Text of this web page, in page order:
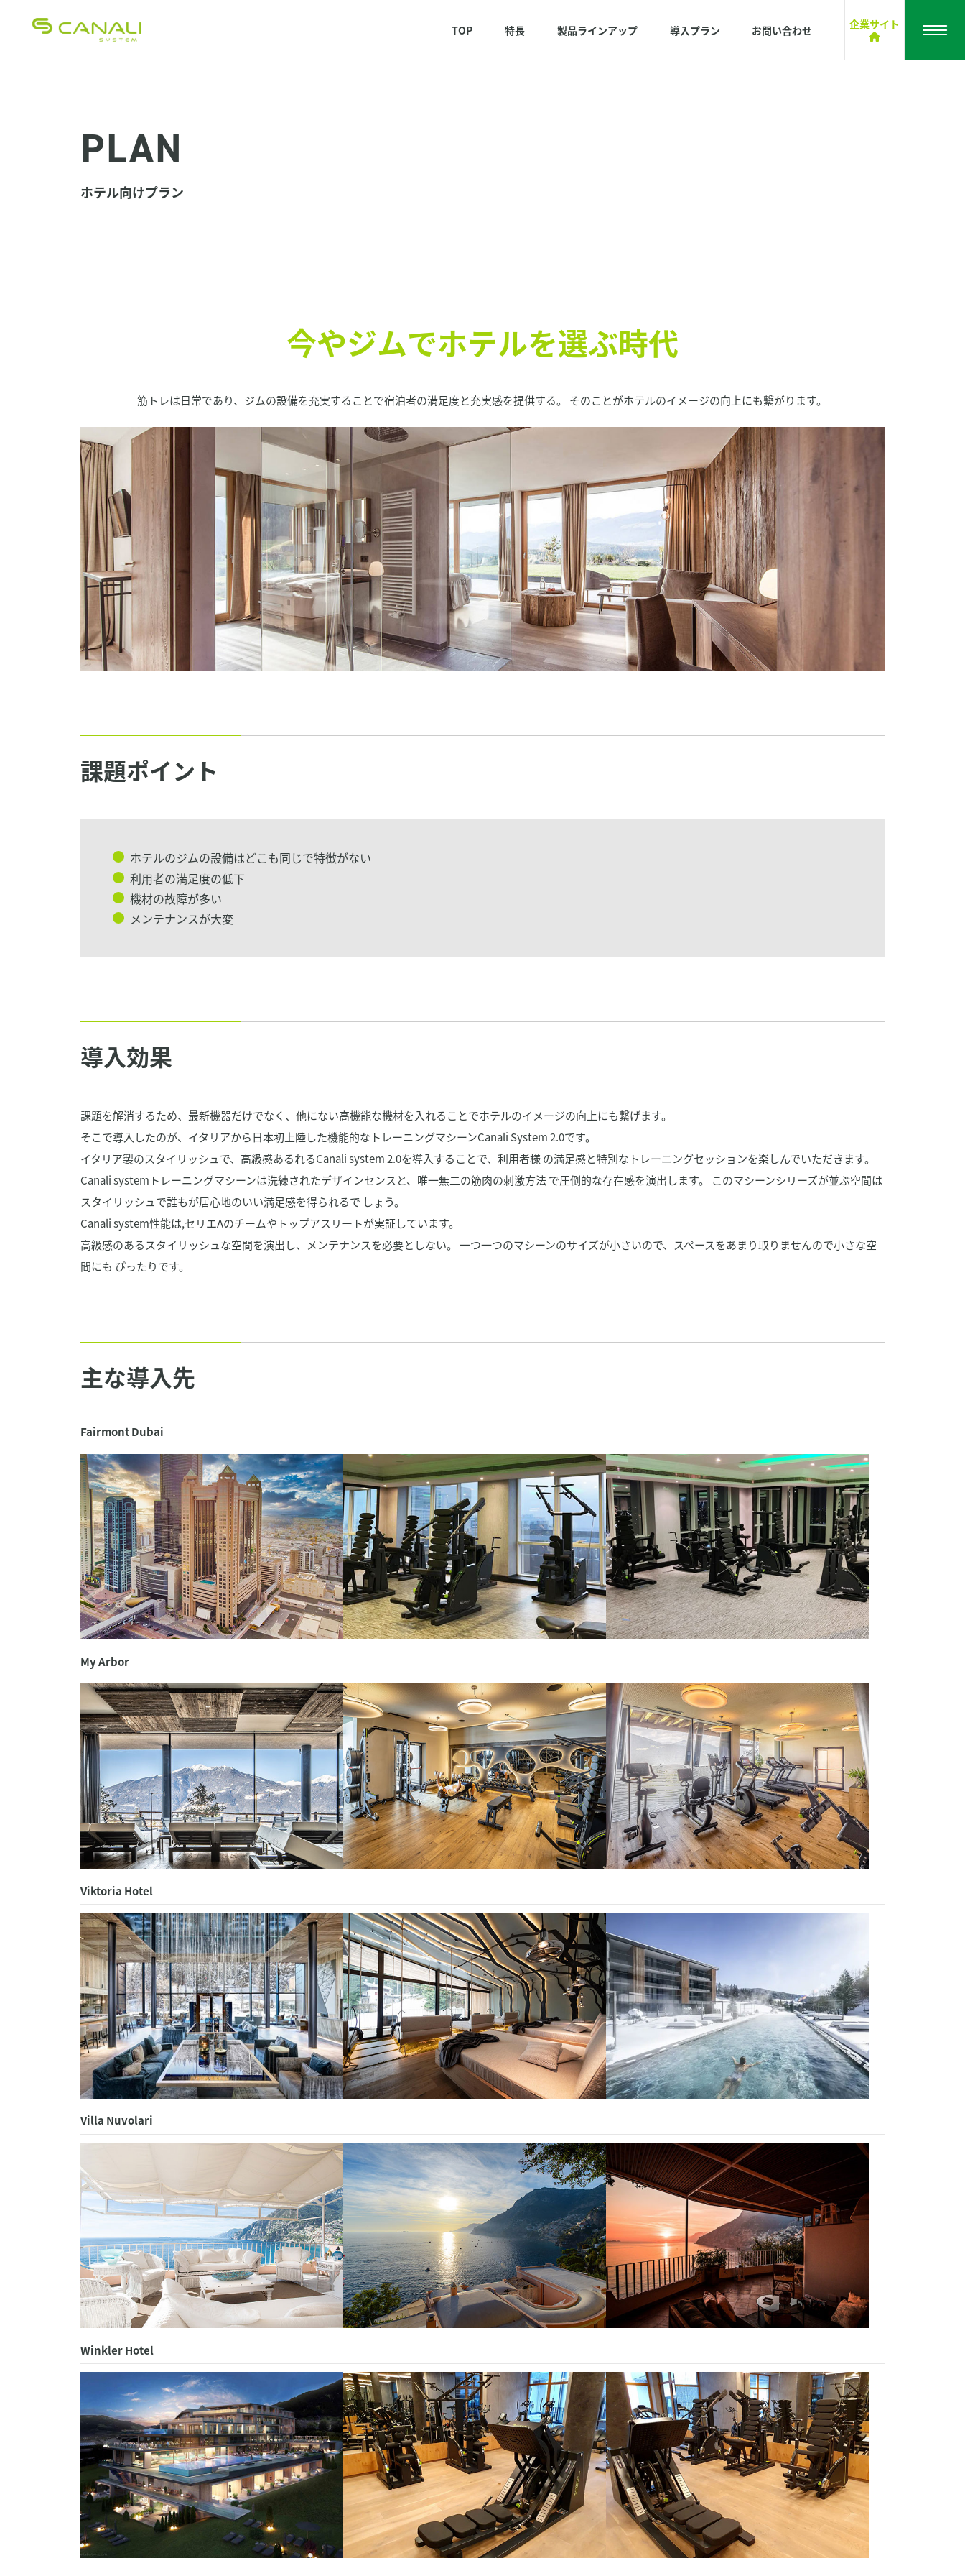
TOP 特長 製品ラインアップ 導入プラン お問い合わせ 企業サイト
ホテル向けプラン
PLAN
今やジムでホテルを選ぶ時代
筋トレは日常であり、ジムの設備を充実することで宿泊者の満足度と充実感を提供する。 そのことがホテルのイメージの向上にも繋がります。
課題ポイント
ホテルのジムの設備はどこも同じで特徴がない
利用者の満足度の低下
機材の故障が多い
メンテナンスが大変
導入効果
課題を解消するため、最新機器だけでなく、他にない高機能な機材を入れることでホテルのイメージの向上にも繋げます。
そこで導入したのが、イタリアから日本初上陸した機能的なトレーニングマシーンCanali System 2.0です。
イタリア製のスタイリッシュで、高級感あるれるCanali system 2.0を導入することで、利用者様 の満足感と特別なトレーニングセッションを楽しんでいただきます。
Canali systemトレーニングマシーンは洗練されたデザインセンスと、唯一無二の筋肉の刺激方法 で圧倒的な存在感を演出します。 このマシーンシリーズが並ぶ空間は
スタイリッシュで誰もが居心地のいい満足感を得られるで しょう。
Canali system性能は,セリエAのチームやトップアスリートが実証しています。
高級感のあるスタイリッシュな空間を演出し、メンテナンスを必要としない。 一つ一つのマシーンのサイズが小さいので、スペースをあまり取りませんので小さな空
間にも ぴったりです。
主な導入先
Fairmont Dubai
My Arbor
Viktoria Hotel
Villa Nuvolari
Winkler Hotel